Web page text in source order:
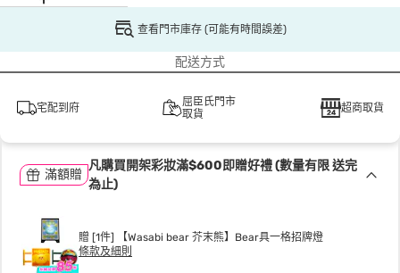
查看門市庫存 (可能有時間誤差)
配送方式
宅配到府
屈臣氏門市
取貨
超商取貨
滿額贈
凡購買開架彩妝滿$600即贈好禮 (數量有限 送完
為止)
贈 [1件] 【Wasabi bear 芥末熊】Bear具一格招牌燈
條款及細則